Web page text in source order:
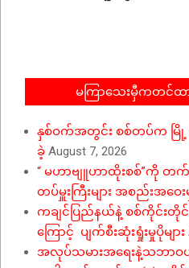
မကြာသေးမှီကတင်ထ
နှစ်ဝက်အတွင်း စစ်တပ်က မြို့
ခဲ့ August 7, 2026
“ မဟာဗျူဟာထိုးစစ်”ကို တ
တပ်မှူးကြီးများ အစည်းအဝေ
ကချင်ပြည်နယ်နဲ့ စစ်ကိုင်းတိုင်
ကြောင့် ပျက်စီးဆုံးရှုံးမှုပိုများ
အလုပ်သမားအရေးနဲ့သဘာဝ